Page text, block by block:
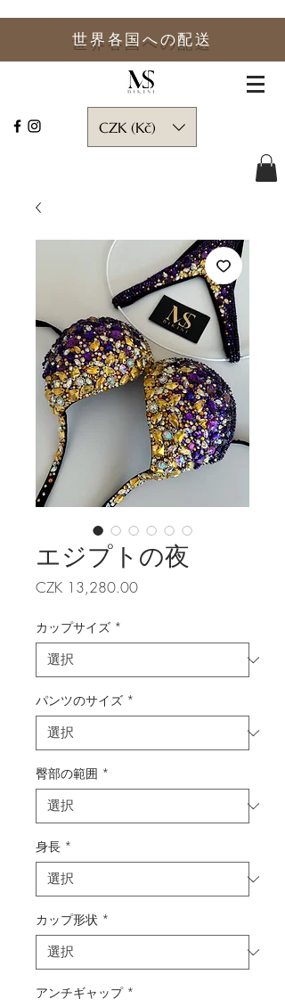
世界各国への配送
CZK (Kč)
エジプトの夜
CZK 13,280.00価
カップサイズ *
パンツのサイズ *
臀部の範囲 *
身長 *
カップ形状 *
アンチギャップ *